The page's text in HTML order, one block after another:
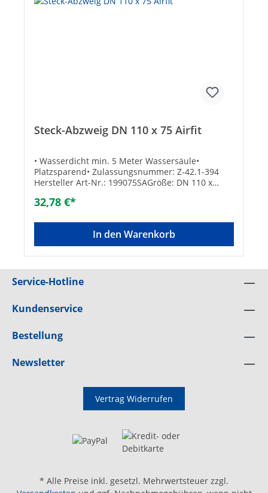
Steck-Abzweig DN 110 x 75 Airfit
• Wasserdicht min. 5 Meter Wassersäule•
Platzsparend• Zulassungsnummer: Z-42.1-394
Hersteller Art-Nr.: 199075SAGröße: DN 110 x
32,78 €*
In den Warenkorb
Service-Hotline
Kundenservice
Bestellung
Newsletter
Vertrag Widerrufen
* Alle Preise inkl. gesetzl. Mehrwertsteuer zzgl.